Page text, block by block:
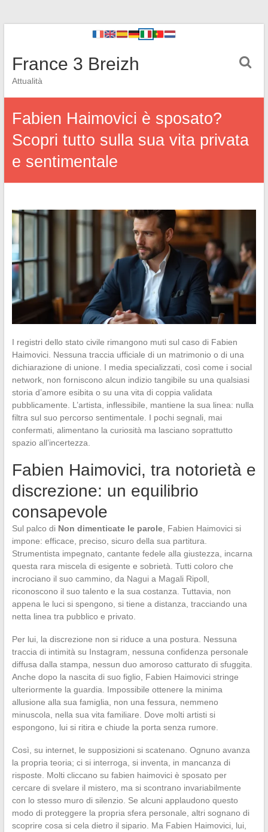
France 3 Breizh
Attualità
Fabien Haimovici è sposato?
Scopri tutto sulla sua vita privata
e sentimentale
I registri dello stato civile rimangono muti sul caso di Fabien
Haimovici. Nessuna traccia ufficiale di un matrimonio o di una
dichiarazione di unione. I media specializzati, così come i social
network, non forniscono alcun indizio tangibile su una qualsiasi
storia d’amore esibita o su una vita di coppia validata
pubblicamente. L’artista, inflessibile, mantiene la sua linea: nulla
filtra sul suo percorso sentimentale. I pochi segnali, mai
confermati, alimentano la curiosità ma lasciano soprattutto
spazio all’incertezza.
Fabien Haimovici, tra notorietà e
discrezione: un equilibrio
consapevole
Sul palco di Non dimenticate le parole, Fabien Haimovici si
impone: efficace, preciso, sicuro della sua partitura.
Strumentista impegnato, cantante fedele alla giustezza, incarna
questa rara miscela di esigente e sobrietà. Tutti coloro che
incrociano il suo cammino, da Nagui a Magali Ripoll,
riconoscono il suo talento e la sua costanza. Tuttavia, non
appena le luci si spengono, si tiene a distanza, tracciando una
netta linea tra pubblico e privato.
Per lui, la discrezione non si riduce a una postura. Nessuna
traccia di intimità su Instagram, nessuna confidenza personale
diffusa dalla stampa, nessun duo amoroso catturato di sfuggita.
Anche dopo la nascita di suo figlio, Fabien Haimovici stringe
ulteriormente la guardia. Impossibile ottenere la minima
allusione alla sua famiglia, non una fessura, nemmeno
minuscola, nella sua vita familiare. Dove molti artisti si
espongono, lui si ritira e chiude la porta senza rumore.
Così, su internet, le supposizioni si scatenano. Ognuno avanza
la propria teoria; ci si interroga, si inventa, in mancanza di
risposte. Molti cliccano su fabien haimovici è sposato per
cercare di svelare il mistero, ma si scontrano invariabilmente
con lo stesso muro di silenzio. Se alcuni applaudono questo
modo di proteggere la propria sfera personale, altri sognano di
scoprire cosa si cela dietro il sipario. Ma Fabien Haimovici, lui,